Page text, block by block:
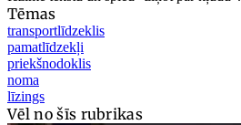
Tēmas
transportlīdzeklis
pamatlīdzekļi
priekšnodoklis
noma
līzings
Vēl no šīs rubrikas